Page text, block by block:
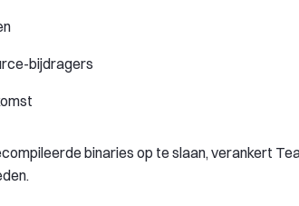
bijdragers
binaries op te slaan, verankert